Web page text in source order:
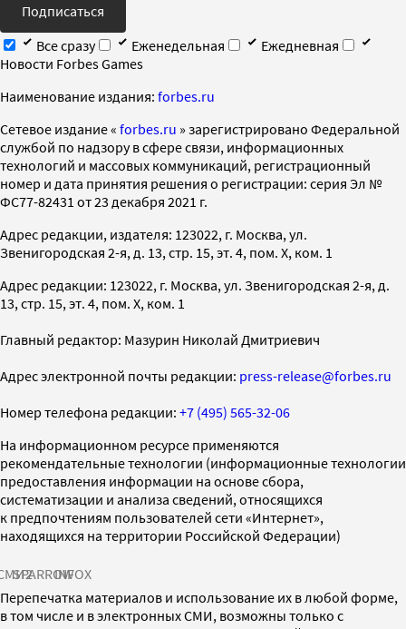
Подписаться
Все сразу
Еженедельная
Ежедневная
Новости Forbes Games
Наименование издания: forbes.ru
Cетевое издание « forbes.ru » зарегистрировано Федеральной
службой по надзору в сфере связи, информационных
технологий и массовых коммуникаций, регистрационный
номер и дата принятия решения о регистрации: серия Эл №
ФС77-82431 от 23 декабря 2021 г.
Адрес редакции, издателя: 123022, г. Москва, ул.
Звенигородская 2-я, д. 13, стр. 15, эт. 4, пом. X, ком. 1
Адрес редакции: 123022, г. Москва, ул. Звенигородская 2-я, д.
13, стр. 15, эт. 4, пом. X, ком. 1
Главный редактор: Мазурин Николай Дмитриевич
Адрес электронной почты редакции: press-release@forbes.ru
Номер телефона редакции: +7 (495) 565-32-06
На информационном ресурсе применяются
рекомендательные технологии (информационные технологии
предоставления информации на основе сбора,
систематизации и анализа сведений, относящихся
к предпочтениям пользователей сети «Интернет»,
находящихся на территории Российской Федерации)
SPARROWINFOX
Перепечатка материалов и использование их в любой форме,
в том числе и в электронных СМИ, возможны только с